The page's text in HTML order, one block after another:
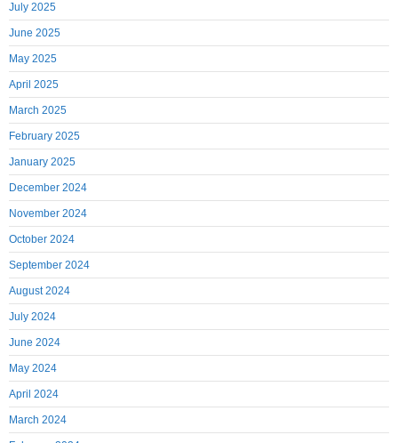
July 2025
June 2025
May 2025
April 2025
March 2025
February 2025
January 2025
December 2024
November 2024
October 2024
September 2024
August 2024
July 2024
June 2024
May 2024
April 2024
March 2024